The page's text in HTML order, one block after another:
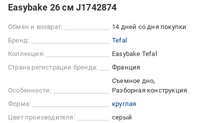
Easybake 26 см J1742874
Обмен и возврат:
14 дней со дня покупки
Бренд:
Tefal
Коллекция:
Easybake Tefal
Страна регистрации бренда:
Франция
Особенности:
Съемное дно
Разборная конструкция
Форма:
круглая
Цвет производителя:
серый